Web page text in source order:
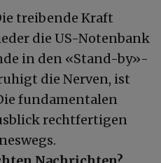
treibende Kraft
die US-Notenbank
in den «Stand-by»-
die Nerven, ist
fundamentalen
rechtfertigen